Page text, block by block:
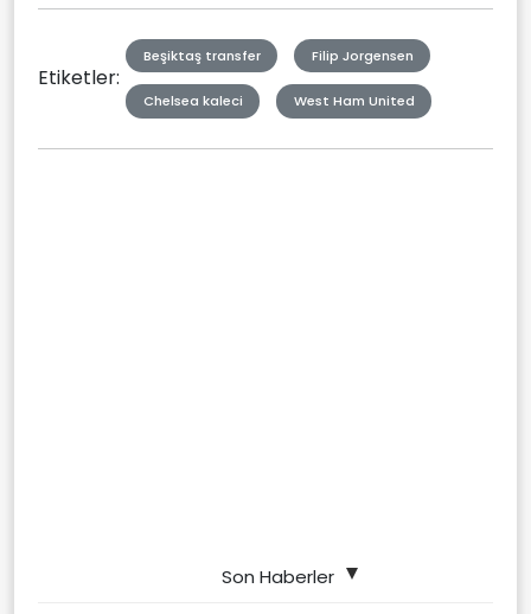
Etiketler:
Beşiktaş transfer Filip Jorgensen
Chelsea kaleci West Ham United
Son Haberler